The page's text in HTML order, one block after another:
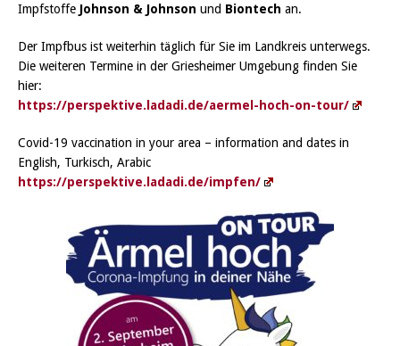
Impfstoffe Johnson & Johnson und Biontech an.
Der Impfbus ist weiterhin täglich für Sie im Landkreis unterwegs.
Die weiteren Termine in der Griesheimer Umgebung finden Sie
hier:
https://perspektive.ladadi.de/aermel-hoch-on-tour/
Covid-19 vaccination in your area – information and dates in
English, Turkisch, Arabic
https://perspektive.ladadi.de/impfen/